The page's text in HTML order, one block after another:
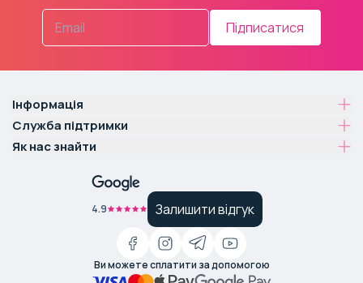
Підписатися
Інформація
Служба підтримки
Як нас знайти
4.9 Залишити відгук
Ви можете сплатити за допомогою